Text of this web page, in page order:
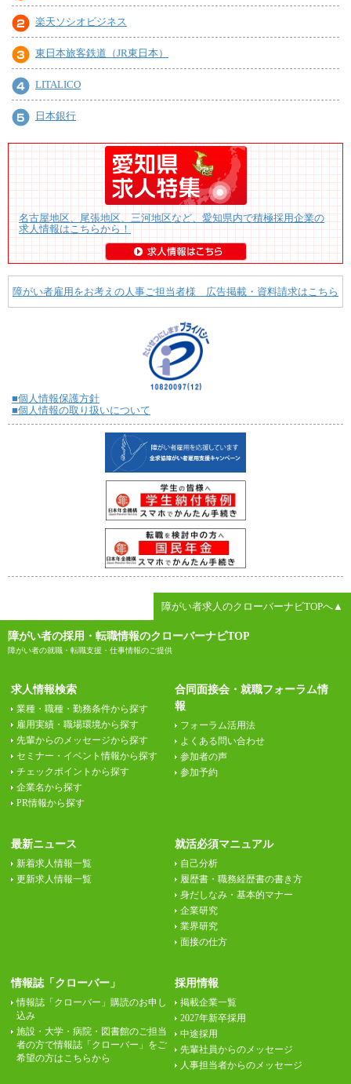
楽天ソシオビジネス
東日本旅客鉄道（JR東日本）
LITALICO
日本銀行
名古屋地区、尾張地区、三河地区など、愛知県内で積極採用企業の
求人情報はこちらから！
障がい者雇用をお考えの人事ご担当者様 広告掲載・資料請求はこちら
■個人情報保護方針
■個人情報の取り扱いについて
障がい者求人のクローバーナビTOPへ▲
障がい者の採用・転職情報のクローバーナビTOP
障がい者の就職・転職支援・仕事情報のご提供
求人情報検索
業種・職種・勤務条件から探す
雇用実績・職場環境から探す
先輩からのメッセージから探す
セミナー・イベント情報から探す
チェックポイントから探す
企業名から探す
PR情報から探す
合同面接会・就職フォーラム情
報
フォーラム活用法
よくある問い合わせ
参加者の声
参加予約
最新ニュース
新着求人情報一覧
更新求人情報一覧
就活必須マニュアル
自己分析
履歴書・職務経歴書の書き方
身だしなみ・基本的マナー
企業研究
業界研究
面接の仕方
情報誌「クローバー」
情報誌「クローバー」購読のお申し
込み
施設・大学・病院・図書館のご担当
者の方で情報誌「クローバー」をご
希望の方はこちらから
採用情報
掲載企業一覧
2027年新卒採用
中途採用
先輩社員からのメッセージ
人事担当者からのメッセージ